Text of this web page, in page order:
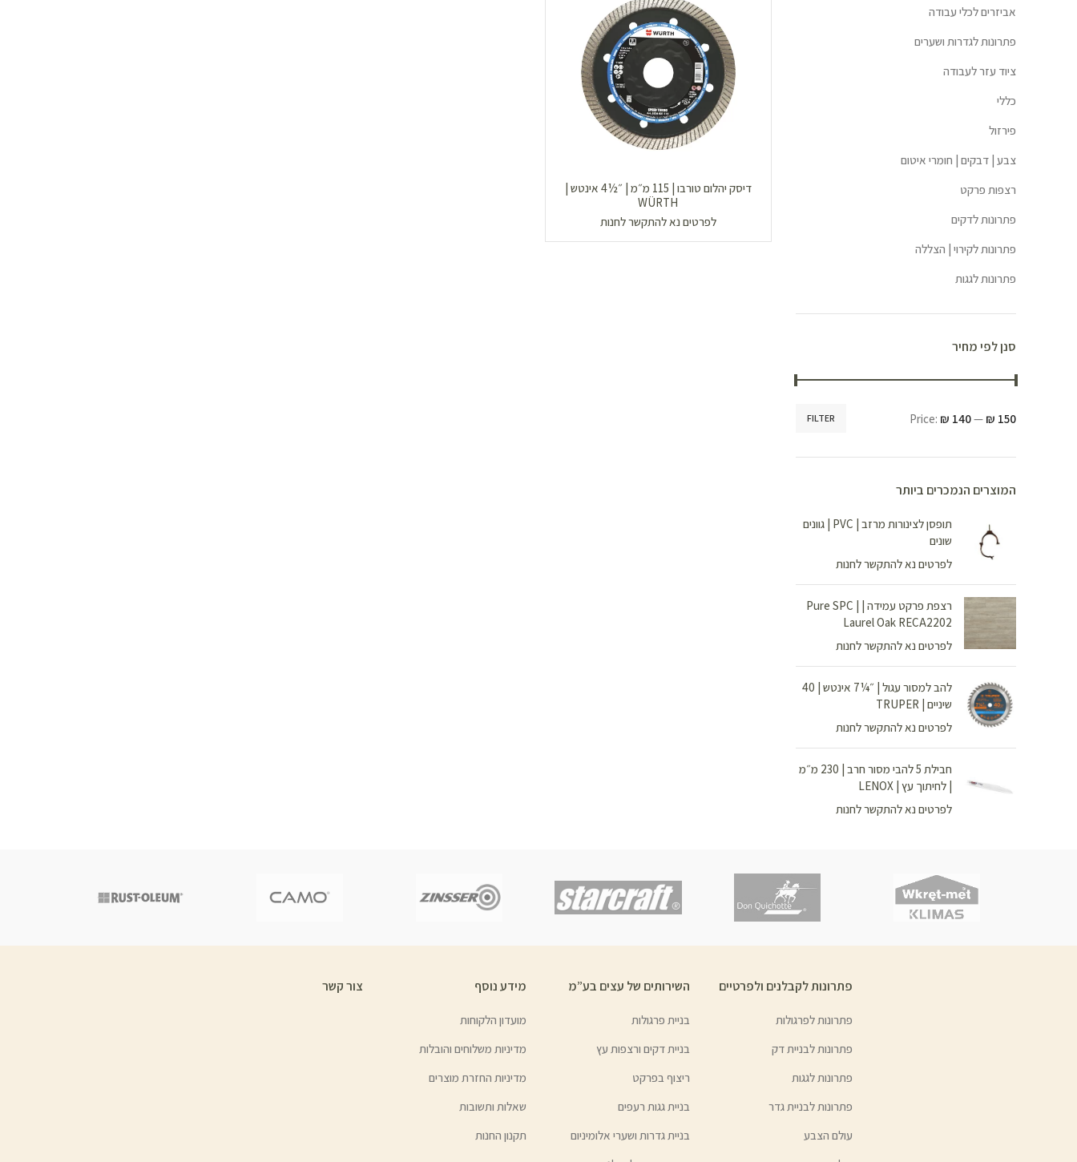
אביזרים לכלי עבודה
פתרונות לגדרות ושערים
ציוד עזר לעבודה
כללי
פירזול
צבע | דבקים | חומרי איטום
רצפות פרקט
פתרונות לדקים
פתרונות לקירוי | הצללה
פתרונות לגגות
סנן לפי מחיר
FILTER Price: ₪ 140— ₪ 150
המוצרים הנמכרים ביותר
תופסן לצינורות מרזב | PVC | גוונים
שונים
לפרטים נא להתקשר לחנות
רצפת פרקט עמידה | Pure SPC |
Laurel Oak RECA2202
לפרטים נא להתקשר לחנות
להב למסור עגול | ״¼7 אינטש | 40
שיניים | TRUPER
לפרטים נא להתקשר לחנות
חבילת 5 להבי מסור חרב | 230 מ״מ
| לחיתוך עץ | LENOX
לפרטים נא להתקשר לחנות
דיסק יהלום טורבו | 115 מ״מ | ״½4 אינטש |
WÜRTH
לפרטים נא להתקשר לחנות
פתרונות לקבלנים ולפרטיים
פתרונות לפרגולות
פתרונות לבניית דק
פתרונות לגגות
פתרונות לבניית גדר
עולם הצבע
השירותים של עצים בע”מ
בניית פרגולות
בניית דקים ורצפות עץ
ריצוף בפרקט
בניית גגות רעפים
בניית גדרות ושערי אלומיניום
מידע נוסף
מועדון הלקוחות
מדיניות משלוחים והובלות
מדיניות החזרת מוצרים
שאלות ותשובות
תקנון החנות
צור קשר